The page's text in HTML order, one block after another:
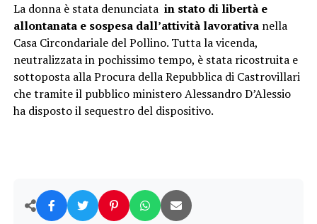
La donna è stata denunciata in stato di libertà e
allontanata e sospesa dall’attività lavorativanella
Casa Circondariale del Pollino. Tutta la vicenda,
neutralizzata in pochissimo tempo, è stata ricostruita e
sottoposta alla Procura della Repubblica di Castrovillari
che tramite il pubblico ministero Alessandro D’Alessio
ha disposto il sequestro del dispositivo.